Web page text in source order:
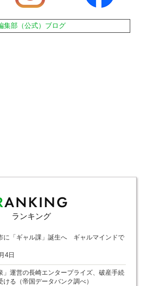
集部（公式）ブログ
ランキング
に「ギャル課」誕生へ ギャルマインドで
4日
」運営の長崎エンタープライズ、破産手続
ける（帝国データバンク調べ）